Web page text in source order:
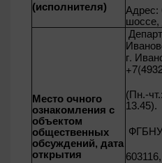
(исполнителя)
Адрес:
шоссе,
Место очного
ознакомления с
объектом
общественных
обсуждений, дата
открытия
г.
(Пн.-
13.45).